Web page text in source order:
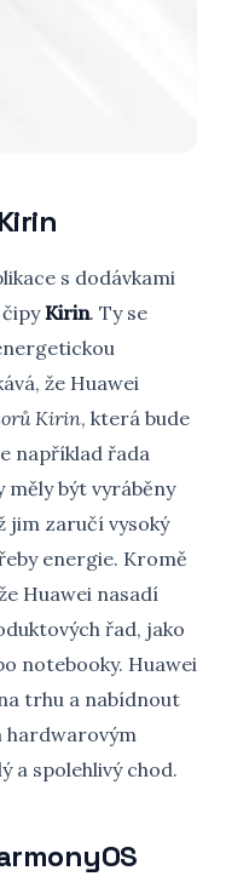
s dodávkami
Kirin. Ty se
že Huawei
Kirin, která bude
například řada
měly být vyráběny
jim zaručí vysoký
energie. Kromě
Huawei nasadí
řad, jako
notebooky. Huawei
trhu a nabídnout
hardwarovým
a spolehlivý chod.